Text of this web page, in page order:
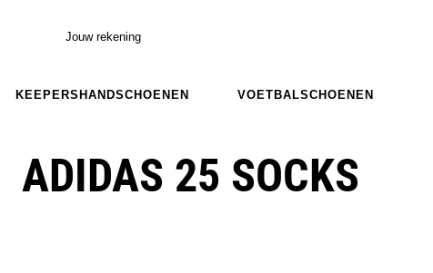
Jouw rekening
KEEPERSHANDSCHOENEN VOETBALSCHOENEN
ADIDAS 25 SOCKS